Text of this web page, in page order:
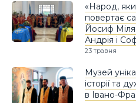
«Народ,
повертає
Йосиф
Андрія і
23 травня
Музей
історії та
в Івано-